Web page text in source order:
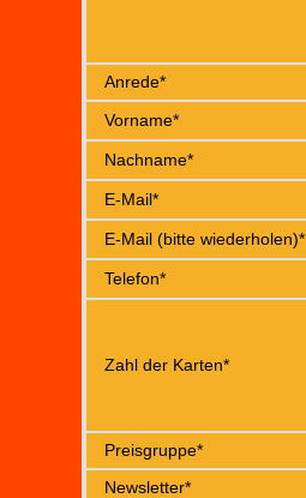
Anrede*
Vorname*
Nachname*
E-Mail*
E-Mail (bitte wiederholen)*
Telefon*
Zahl der Karten*
Preisgruppe*
Newsletter*